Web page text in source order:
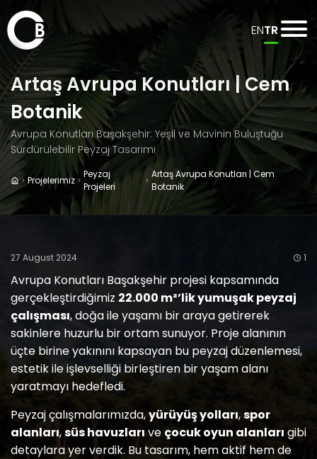
ENTR
Artaş Avrupa Konutları | Cem
Botanik
Avrupa Konutları Başakşehir: Yeşil ve Mavinin Buluştuğu
Sürdürülebilir Peyzaj Tasarımı
Projelerimiz
Peyzaj
Projeleri
Artaş Avrupa Konutları | Cem
Botanik
27 August 2024 1
Avrupa Konutları Başakşehir projesi kapsamında
gerçekleştirdiğimiz 22.000 m²’lik yumuşak peyzaj
çalışması, doğa ile yaşamı bir araya getirerek
sakinlere huzurlu bir ortam sunuyor. Proje alanının
üçte birine yakınını kapsayan bu peyzaj düzenlemesi,
estetik ile işlevselliği birleştiren bir yaşam alanı
yaratmayı hedefledi.
Peyzaj çalışmalarımızda,yürüyüş yolları,spor
alanları,süs havuzları ve çocuk oyun alanları gibi
detaylara yer verdik. Bu tasarım, hem aktif hem de